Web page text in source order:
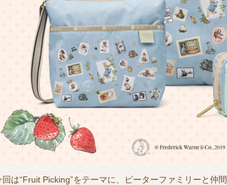
回は“Fruit Picking”をテーマに、ピーターファミリーと仲